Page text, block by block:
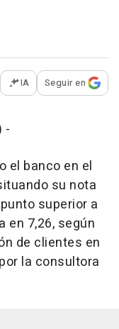
opciones para
IA Seguir en
-
el banco en el
su nota
superior a
en 7,26, según
de clientes en
la consultora